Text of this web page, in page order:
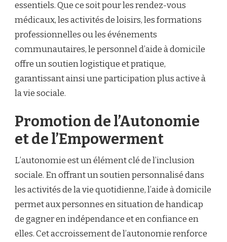
essentiels. Que ce soit pour les rendez-vous
médicaux, les activités de loisirs, les formations
professionnelles ou les événements
communautaires, le personnel d’aide à domicile
offre un soutien logistique et pratique,
garantissant ainsi une participation plus active à
la vie sociale.
Promotion de l’Autonomie
et de l’Empowerment
L’autonomie est un élément clé de l’inclusion
sociale. En offrant un soutien personnalisé dans
les activités de la vie quotidienne, l’aide à domicile
permet aux personnes en situation de handicap
de gagner en indépendance et en confiance en
elles. Cet accroissement de l’autonomie renforce